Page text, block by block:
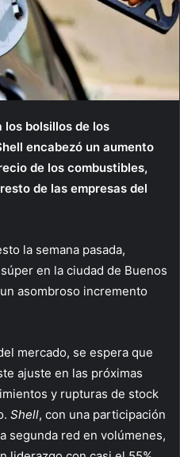
los bolsillos de los
encabezó un aumento
de los combustibles,
de las empresas del
la semana pasada,
en la ciudad de Buenos
asombroso incremento
mercado, se espera que
ajuste en las próximas
y rupturas de stock
Shell, con una participación
segunda red en volúmenes,